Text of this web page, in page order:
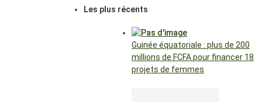
Les plus récents
Guinée équatoriale : plus de 200
millions de FCFA pour financer 18
projets de femmes